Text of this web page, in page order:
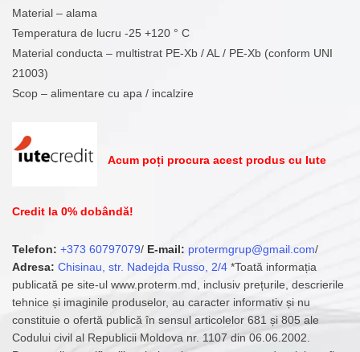
Material – alama
Temperatura de lucru -25 +120 ° С
Material conducta – multistrat PE-Xb / AL / PE-Xb (conform UNI
21003)
Scop – alimentare cu apa / incalzire
Acum poți procura acest produs cu Iute
Credit la 0% dobândă!
Telefon: +373 60797079/ E-mail: protermgrup@gmail.com/
Adresa: Chisinau, str. Nadejda Russo, 2/4 *Toată informația
publicată pe site-ul www.proterm.md, inclusiv prețurile, descrierile
tehnice și imaginile produselor, au caracter informativ și nu
constituie o ofertă publică în sensul articolelor 681 și 805 ale
Codului civil al Republicii Moldova nr. 1107 din 06.06.2002.